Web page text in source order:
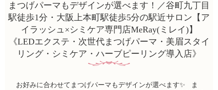
まつげパーマもデザインが選べます！／谷町九丁目
駅徒歩1分・大阪上本町駅徒歩5分の駅近サロン【ア
イラッシュ×シミケア専門店MeRay(ミレイ)】
《LEDエクステ・次世代まつげパーマ・美眉スタイ
リング・シミケア・ハーブピーリング導入店》
お好みに合わせてまつげパーマもデザインが選べます✨ ま